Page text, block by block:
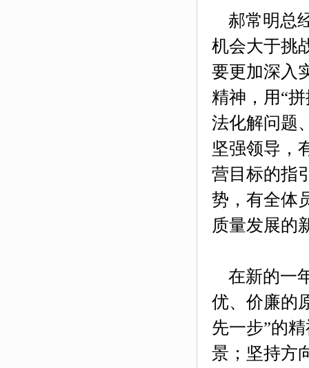
郝常明总
机会大于挑
要更加深入
精神，用“
法化解问题
坚强领导，
营目标的指
势，有全体
质量发展的
在新的一
优、价廉的
先一步”的
景；坚持方